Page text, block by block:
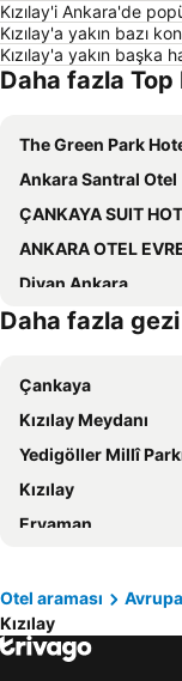
Kızılay'i Ankara'de
Kızılay'a yakın bazı
Kızılay'a yakın başka
Daha fazla Top
The Green Park
Ankara Santral Otel
ÇANKAYA SUIT
ANKARA OTEL
Divan Ankara
ibis Styles Ankara
Ramada by
Radisson Blu Hotel,
Akman Premium
Check Inn
Occidental Ankara
Holiday Inn Ankara -
Holiday Inn Ankara -
Kronos Hotel
Daha fazla gezi
Çankaya
Kızılay Meydanı
Yedigöller Millî
Kızılay
Eryaman
AŞTİ Ankara Otobüs
Söğütözü Mahallesi
Altındağ
Otel araması Avrupa
Kızılay